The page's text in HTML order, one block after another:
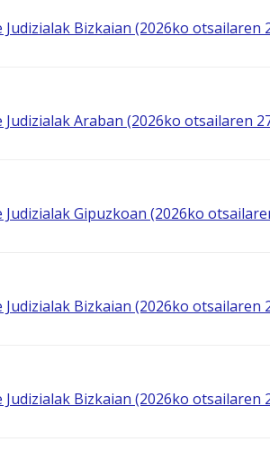
Judizialak Bizkaian (2026ko otsailaren
Judizialak Araban (2026ko otsailaren
Judizialak Gipuzkoan (2026ko
Judizialak Bizkaian (2026ko otsailaren
Judizialak Bizkaian (2026ko otsailaren